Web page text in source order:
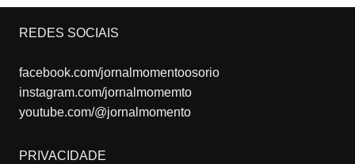
REDES SOCIAIS
facebook.com/jornalmomentoosorio
instagram.com/jornalmomemto
youtube.com/@jornalmomento
PRIVACIDADE